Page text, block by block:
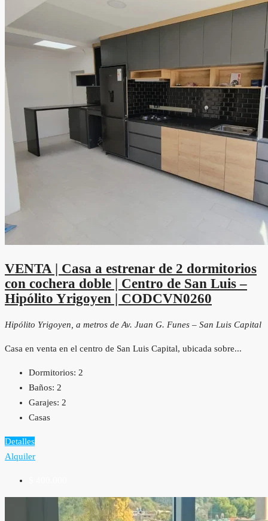
VENTA | Casa a estrenar de 2 dormitorios
con cochera doble | Centro de San Luis –
Hipólito Yrigoyen | CODCVN0260
Hipólito Yrigoyen, a metros de Av. Juan G. Funes – San Luis Capital
Casa en venta en el centro de San Luis Capital, ubicada sobre...
Dormitorios: 2
Baños: 2
Garajes: 2
Casas
Detalles
Alquiler